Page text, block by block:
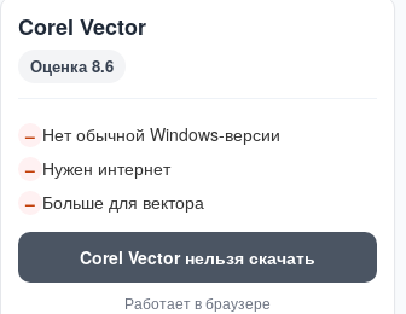
Corel Vector
Оценка 8.6
– Нет обычной Windows-версии
– Нужен интернет
– Больше для вектора
Corel Vector нельзя скачать
Работает в браузере